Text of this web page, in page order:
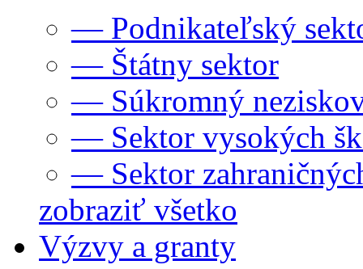
— Podnikateľský
— Štátny sektor
— Súkromný
— Sektor vysokých
— Sektor
zobraziť všetko
Výzvy a granty